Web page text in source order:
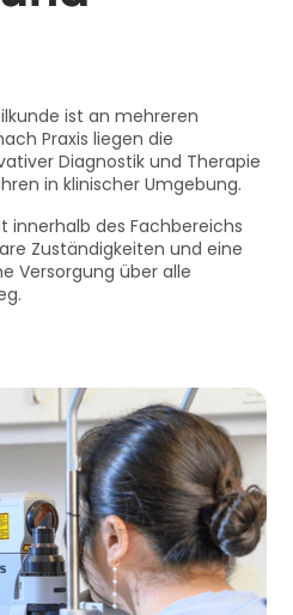
ist an mehreren
Praxis liegen die
Diagnostik und Therapie
in klinischer Umgebung.
innerhalb des Fachbereichs
Zuständigkeiten und eine
Versorgung über alle